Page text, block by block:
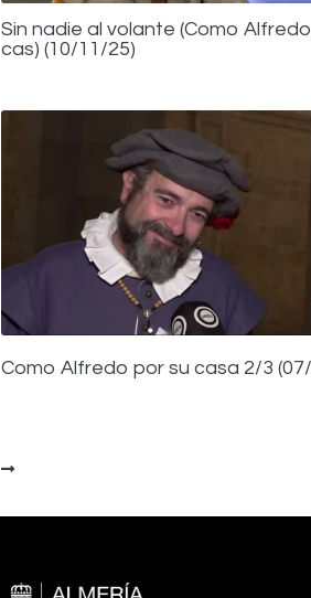
Sin nadie al volante (Como
cas) (10/11/25)
Como Alfredo por su casa 2/3